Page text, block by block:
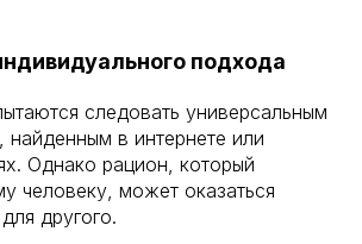
подхода
следовать универсальным
найденным в интернете или
Однако рацион, который
человеку, может оказаться
другого.